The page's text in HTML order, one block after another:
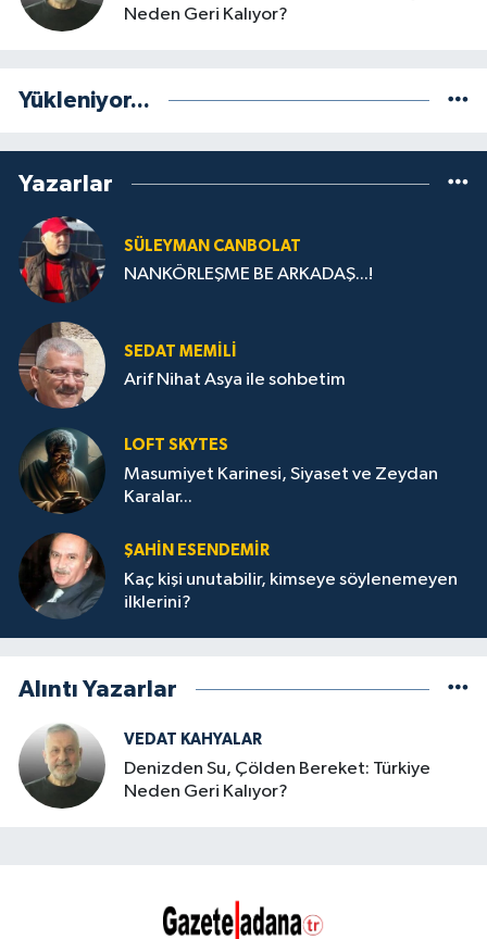
Neden Geri Kalıyor?
Yükleniyor...
Yazarlar
SÜLEYMAN CANBOLAT
NANKÖRLEŞME BE ARKADAŞ...!
SEDAT MEMILI
Arif Nihat Asya ile sohbetim
LOFT SKYTES
Masumiyet Karinesi, Siyaset ve Zeydan
Karalar...
ŞAHIN ESENDEMIR
Kaç kişi unutabilir, kimseye söylenemeyen
ilklerini?
Alıntı Yazarlar
VEDAT KAHYALAR
Denizden Su, Çölden Bereket: Türkiye
Neden Geri Kalıyor?